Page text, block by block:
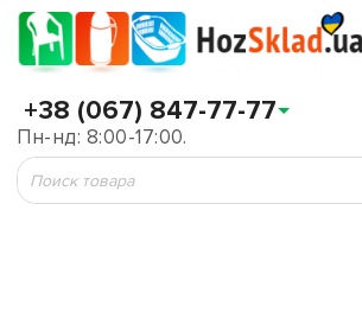
+38 (067) 847-77-77
Пн-нд: 8:00-17:00.